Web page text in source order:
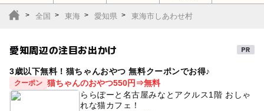
全国 東海 愛知県 東海市しあわせ村
愛知周辺の注目お出かけ
3歳以下無料！猫ちゃんおやつ 無料クーポンでお得♪
クーポン 猫ちゃんのおやつ550円⇒無料
ららぽーと名古屋みなとアクルス1階 おしゃ
れな猫カフェ！